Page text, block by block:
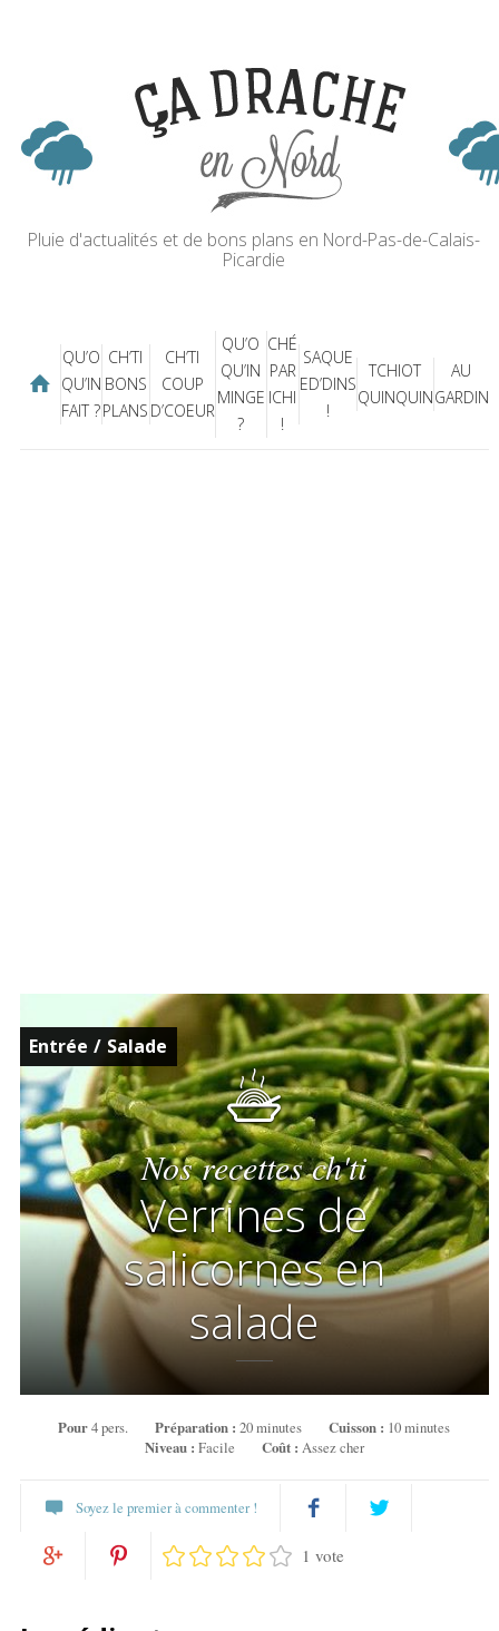
Pluie d'actualités et de bons plans en Nord-Pas-de-Calais-
Picardie
QU’O
QU’IN
FAIT ?
CH’TI
BONS
PLANS
CH’TI
COUP
D’COEUR
QU’O
QU’IN
MINGE
?
CHÉ
PAR
ICHI
!
SAQUE
ED’DINS
!
TCHIOT
QUINQUIN
AU
GARDIN
Entrée / Salade
Nos recettes ch'ti
Verrines de
salicornes en
salade
Pour4 pers. Préparation :20 minutes Cuisson : 10 minutes
Niveau : Facile Coût : Assez cher
Soyez le premier à commenter !
Partagez
1 vote